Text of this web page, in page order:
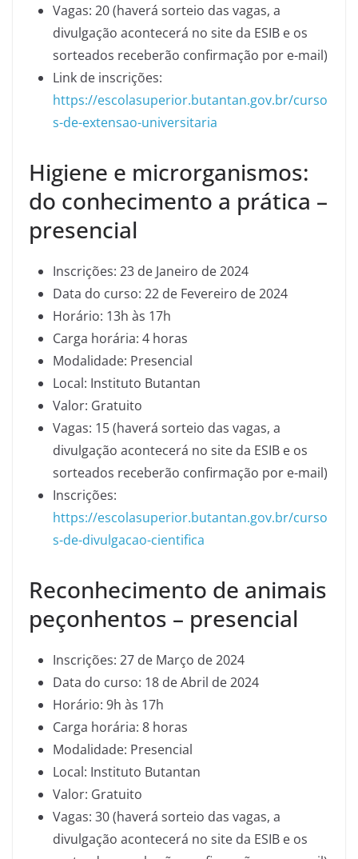
Vagas: 20 (haverá sorteio das vagas, a
divulgação acontecerá no site da ESIB e os
sorteados receberão confirmação por e-mail)
Link de inscrições:
https://escolasuperior.butantan.gov.br/curso
s-de-extensao-universitaria
Higiene e microrganismos:
do conhecimento a prática –
presencial
Inscrições: 23 de Janeiro de 2024
Data do curso: 22 de Fevereiro de 2024
Horário: 13h às 17h
Carga horária: 4 horas
Modalidade: Presencial
Local: Instituto Butantan
Valor: Gratuito
Vagas: 15 (haverá sorteio das vagas, a
divulgação acontecerá no site da ESIB e os
sorteados receberão confirmação por e-mail)
Inscrições:
https://escolasuperior.butantan.gov.br/curso
s-de-divulgacao-cientifica
Reconhecimento de animais
peçonhentos – presencial
Inscrições: 27 de Março de 2024
Data do curso: 18 de Abril de 2024
Horário: 9h às 17h
Carga horária: 8 horas
Modalidade: Presencial
Local: Instituto Butantan
Valor: Gratuito
Vagas: 30 (haverá sorteio das vagas, a
divulgação acontecerá no site da ESIB e os